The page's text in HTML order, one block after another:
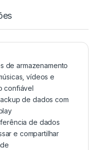
de armazenamento
vídeos e
confiável
de dados com
de dados
e compartilhar